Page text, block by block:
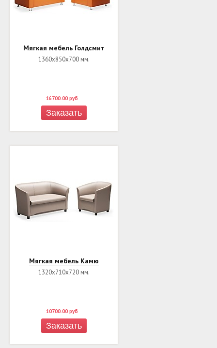
Мягкая мебель Голдсмит
1360х850х700 мм.
16700.00 руб
Заказать
Мягкая мебель Камю
1320х710х720 мм.
10700.00 руб
Заказать